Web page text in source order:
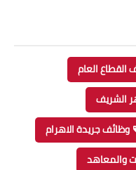
القطاع العام
الشريف
وظائف جريدة الاهرام
والمعاهد